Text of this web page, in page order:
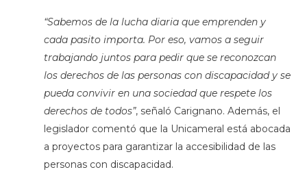
“Sabemos de la lucha diaria que emprenden y
cada pasito importa. Por eso, vamos a seguir
trabajando juntos para pedir que se reconozcan
los derechos de las personas con discapacidad y se
pueda convivir en una sociedad que respete los
derechos de todos”, señaló Carignano. Además, el
legislador comentó que la Unicameral está abocada
a proyectos para garantizar la accesibilidad de las
personas con discapacidad.